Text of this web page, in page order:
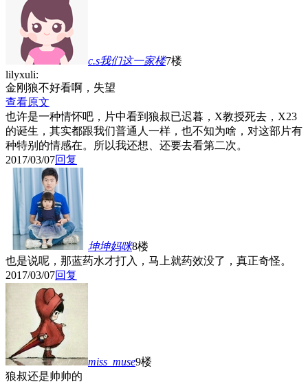
c.s我们这一家楼7楼
lilyxuli:
金刚狼不好看啊，失望
查看原文
也许是一种情怀吧，片中看到狼叔已迟暮，X教授死去，X23
的诞生，其实都跟我们普通人一样，也不知为啥，对这部片有
种特别的情感在。所以我还想、还要去看第二次。
2017/03/07回复
坤坤妈咪8楼
也是说呢，那蓝药水才打入，马上就药效没了，真正奇怪。
2017/03/07回复
miss_muse9楼
狼叔还是帅帅的